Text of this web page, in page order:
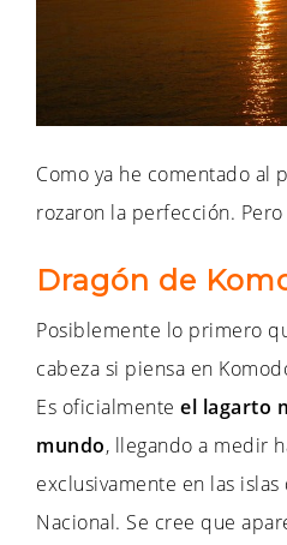
Como ya he comentado al
rozaron la perfección.
Dragón de
Posiblemente lo primero
cabeza si piensa en
Es oficialmente el lagarto
mundo, llegando a medir
exclusivamente en las
Nacional. Se cree que